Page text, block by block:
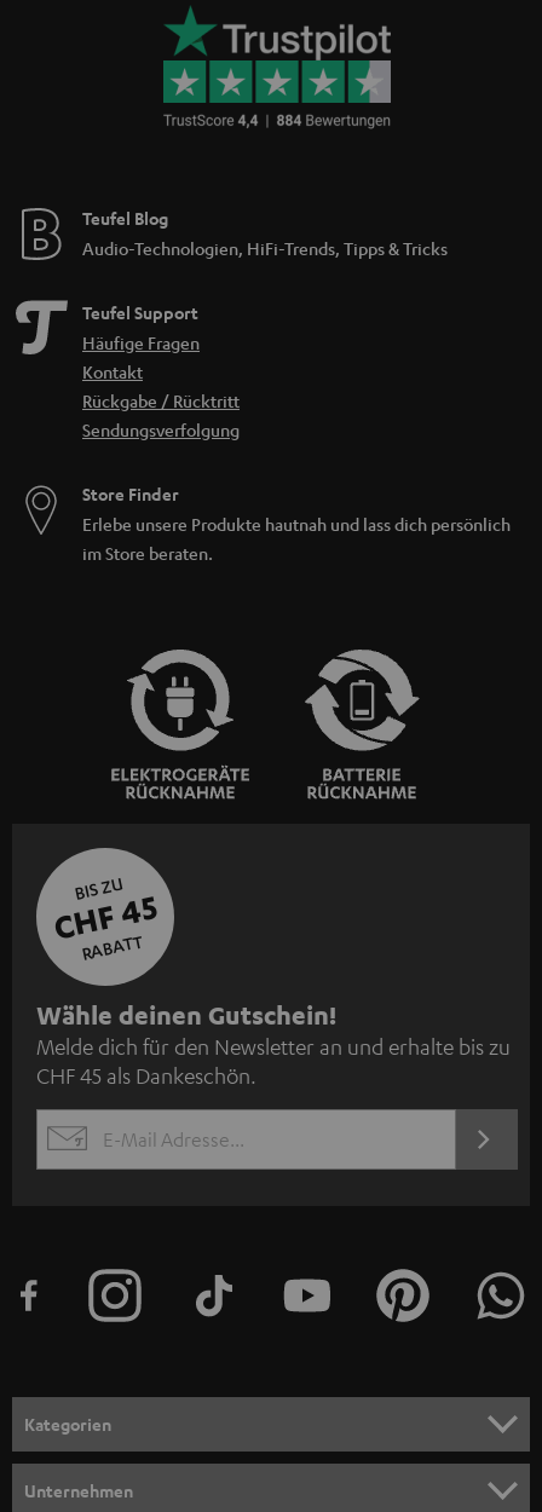
Teufel Blog
Audio-Technologien, HiFi-Trends, Tipps & Tricks
Teufel Support
Häufige Fragen
Kontakt
Rückgabe / Rücktritt
Sendungsverfolgung
Store Finder
Erlebe unsere Produkte hautnah und lass dich persönlich
im Store beraten.
BIS ZU
CHF 45
RABATT
N
e
w
s
l
e
n
m
e
Wähle deinen Gutschein!
Melde dich für den Newsletter an und erhalte bis zu
CHF 45 als Dankeschön.
EMAIL
JETZT
Kategorien
Unternehmen